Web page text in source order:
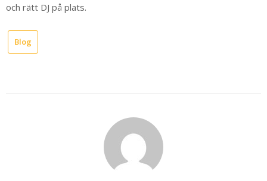
och rätt DJ på plats.
Blog